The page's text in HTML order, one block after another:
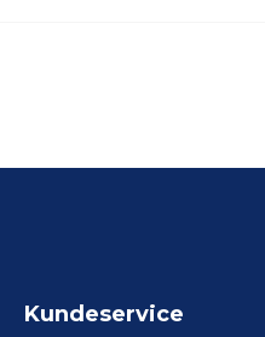
Kundeservice